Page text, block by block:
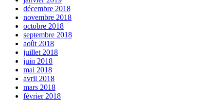
décembre 2018
novembre 2018
octobre 2018
septembre 2018
août 2018
juillet 2018
juin 2018
mai 2018
avril 2018
mars 2018
février 2018